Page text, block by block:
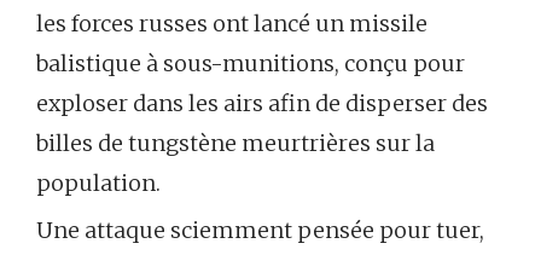
les forces russes ont lancé un missile
balistique à sous-munitions, conçu pour
exploser dans les airs afin de disperser des
billes de tungstène meurtrières sur la
population.
Une attaque sciemment pensée pour tuer,